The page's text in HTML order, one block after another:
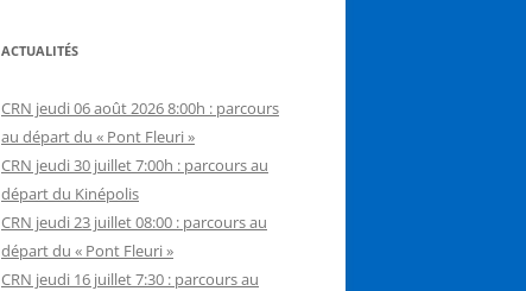
ACTUALITÉS
CRN jeudi 06 août 2026 8:00h : parcours
au départ du « Pont Fleuri »
CRN jeudi 30 juillet 7:00h : parcours au
départ du Kinépolis
CRN jeudi 23 juillet 08:00 : parcours au
départ du « Pont Fleuri »
CRN jeudi 16 juillet 7:30 : parcours au